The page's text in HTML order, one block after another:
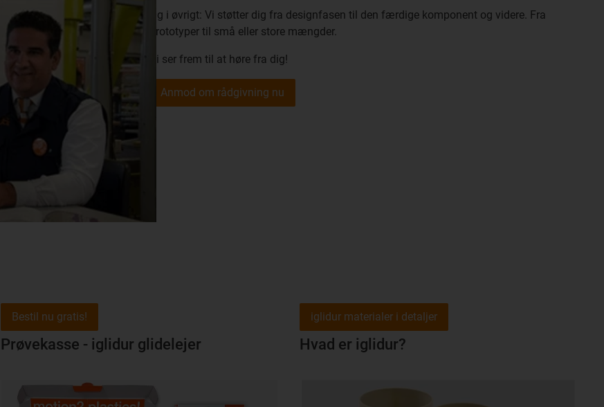
Og i øvrigt: Vi støtter dig fra designfasen til den færdige komponent og videre. Fra
prototyper til små eller store mængder.
Vi ser frem til at høre fra dig!
Anmod om rådgivning nu
Prøvekasse - iglidur glidelejer
Bestil nu gratis!
Hvad er iglidur?
iglidur materialer i detaljer